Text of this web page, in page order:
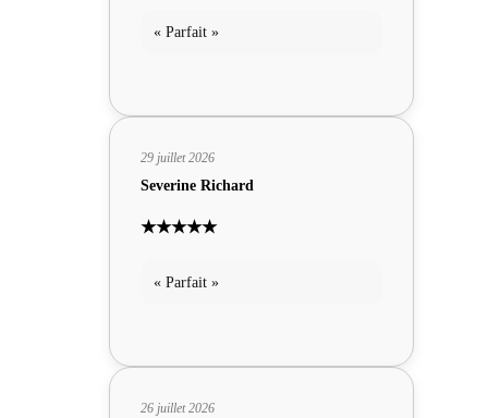
« Parfait »
29 juillet 2026
Severine Richard
★★★★★
« Parfait »
26 juillet 2026